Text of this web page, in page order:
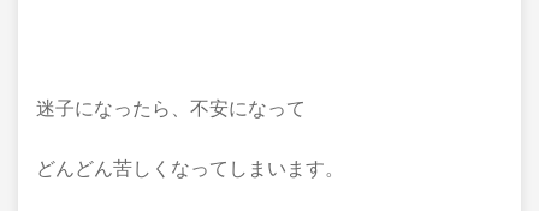
迷子になったら、不安になって
どんどん苦しくなってしまいます。